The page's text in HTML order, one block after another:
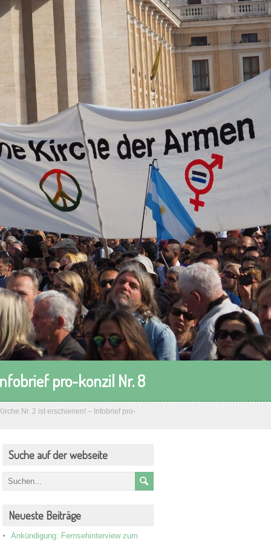
pro-konzil Nr. 8
Nr. 2 ist erschienen! – Infobrief pro-
aus einer anderen Kirche Nr. 2 ist
konzil Nr. 8, 25. Mai 2012
aus einer anderen Kirche Nr. 2 ist
Suche auf der webseite
Neueste Beiträge
Ankündigung: Fernsehinterview zum